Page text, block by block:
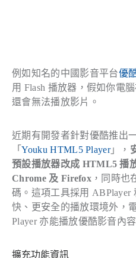
例如知名的中國影音平台優
用 Flash 播放器，假如你電
還會無法播放影片。
近期有開發者針對優酷推出
「Youku HTML5 Player」，
預設播放器改成 HTML5 播
Chrome 及 Firefox ，同時也
碼。這項工具採用 ABPlayer
快、更安全的播放環境外，
Player 亦能播放優酷影音內容
擴充功能資訊